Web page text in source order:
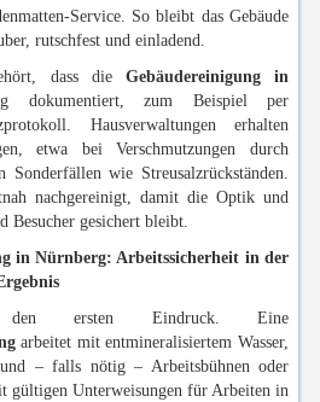
Service. So bleibt das Gebäude
rutschfest und einladend.
dass die Gebäudereinigung in
dokumentiert, zum Beispiel per
Hausverwaltungen erhalten
etwa bei Verschmutzungen durch
Sonderfällen wie Streusalzrückständen.
nachgereinigt, damit die Optik und
Besucher gesichert bleibt.
in Nürnberg: Arbeitssicherheit in der
den ersten Eindruck. Eine
arbeitet mit entmineralisiertem Wasser,
– falls nötig – Arbeitsbühnen oder
gültigen Unterweisungen für Arbeiten in